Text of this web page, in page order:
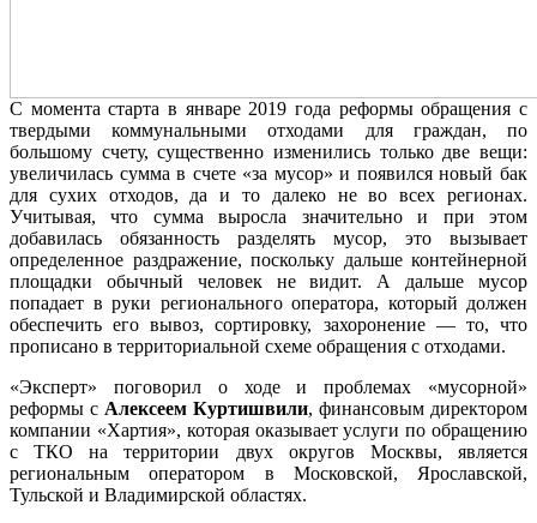
С момента старта в январе 2019 года реформы обращения с
твердыми коммунальными отходами для граждан, по
большому счету, существенно изменились только две вещи:
увеличилась сумма в счете «за мусор» и появился новый бак
для сухих отходов, да и то далеко не во всех регионах.
Учитывая, что сумма выросла значительно и при этом
добавилась обязанность разделять мусор, это вызывает
определенное раздражение, поскольку дальше контейнерной
площадки обычный человек не видит. А дальше мусор
попадает в руки регионального оператора, который должен
обеспечить его вывоз, сортировку, захоронение — то, что
прописано в территориальной схеме обращения с отходами.
«Эксперт» поговорил о ходе и проблемах «мусорной»
реформы с Алексеем Куртишвили, финансовым директором
компании «Хартия», которая оказывает услуги по обращению
с ТКО на территории двух округов Москвы, является
региональным оператором в Московской, Ярославской,
Тульской и Владимирской областях.